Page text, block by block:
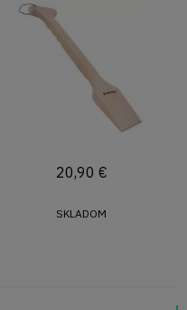
20,90 €
SKLADOM